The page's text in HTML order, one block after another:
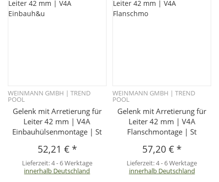
WEINMANN GMBH | TREND
POOL
Gelenk mit Arretierung für
Leiter 42 mm | V4A
Einbauhülsenmontage | St
52,21 € *
Lieferzeit:4 - 6 Werktage
innerhalb Deutschland
WEINMANN GMBH | TREND
POOL
Gelenk mit Arretierung für
Leiter 42 mm | V4A
Flanschmontage | St
57,20 € *
Lieferzeit:4 - 6 Werktage
innerhalb Deutschland